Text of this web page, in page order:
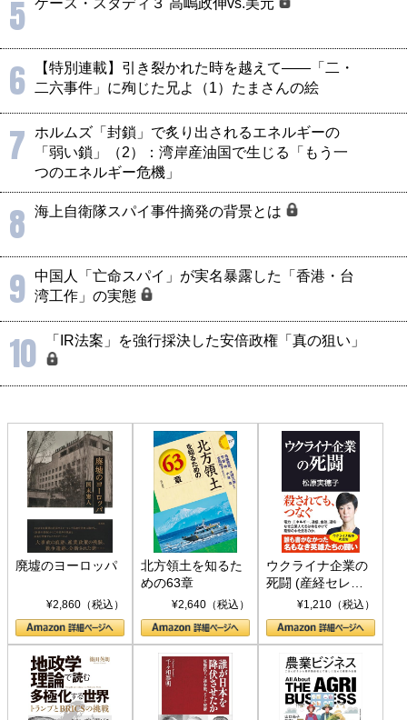
5 ケース・スタディ３ 高嶋政伸vs.美元
6
【特別連載】引き裂かれた時を越えて――「二・
二六事件」に殉じた兄よ（1）たまさんの絵
7
ホルムズ「封鎖」で炙り出されるエネルギーの
「弱い鎖」（2）：湾岸産油国で生じる「もう一
つのエネルギー危機」
8 海上自衛隊スパイ事件摘発の背景とは
9 中国人「亡命スパイ」が実名暴露した「香港・台
湾工作」の実態
10 「IR法案」を強行採決した安倍政権「真の狙い」
廃墟のヨーロッパ
¥2,860（税込）
北方領土を知るた
めの63章
¥2,640（税込）
ウクライナ企業の
死闘 (産経セレク
ト S 039)¥1,210（税込）